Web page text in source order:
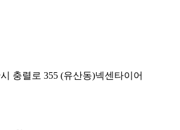
충렬로 355 (유산동)넥센타이어